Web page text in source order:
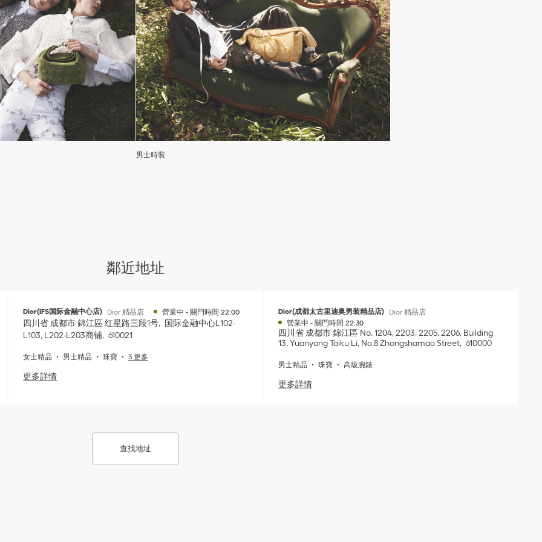
男士時裝
鄰近地址
Dior(IFS国际金融中心店) Dior 精品店 營業中 - 關門時間 22:00
四川省 成都市錦江區红星路三段1号
国际金融中心L102-
L103, L202-L203商铺
610021
女士精品 男士精品 珠寶 3 更多
更多詳情
Dior(成都太古里迪奥男装精品店)
Dior 精品店
營業中 - 關門時間 22:30
四川省 成都市錦江區 No. 1204, 2203, 2205, 2206, Building
13, Yuanyang Taiku Li, No.8 Zhongshamao Street
610000
男士精品 珠寶 高級腕錶
更多詳情
查找地址